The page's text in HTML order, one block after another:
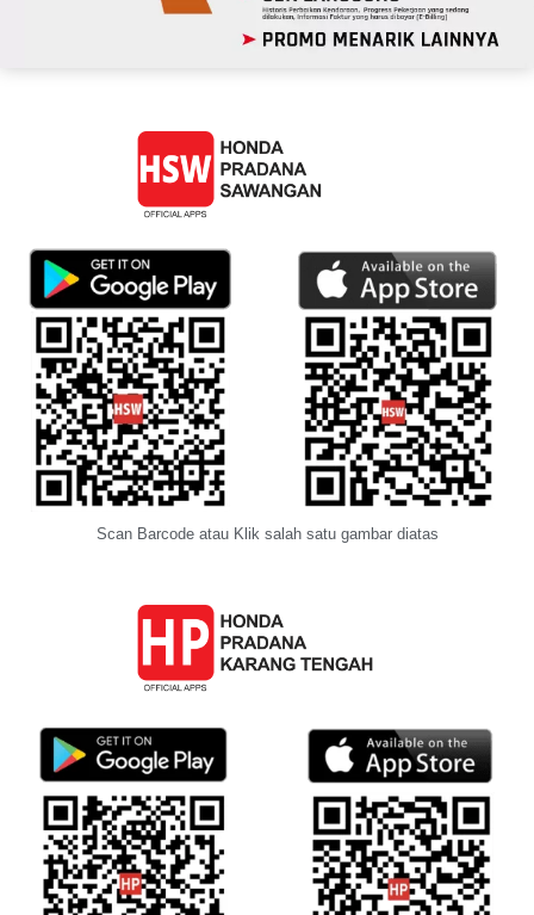
Scan Barcode atau Klik salah satu gambar diatas